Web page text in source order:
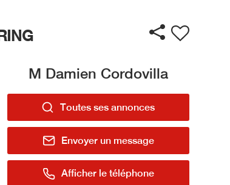
M Damien Cordovilla
Toutes ses annonces
Envoyer un message
Afficher le téléphone